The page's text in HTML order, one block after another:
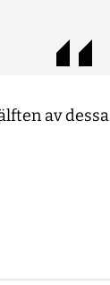
av dessa